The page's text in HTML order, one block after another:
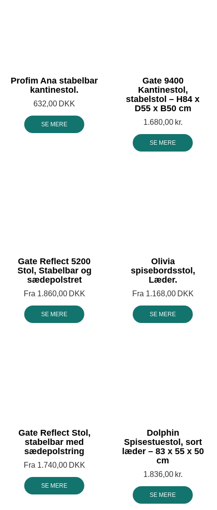
Profim Ana stabelbar
kantinestol.
632,00 DKK
SE MERE
Gate 9400
Kantinestol,
stabelstol – H84 x
D55 x B50 cm
1.680,00 kr.
SE MERE
Gate Reflect 5200
Stol, Stabelbar og
sædepolstret
Fra 1.860,00 DKK
SE MERE
Olivia
spisebordsstol,
Læder.
Fra 1.168,00 DKK
SE MERE
Gate Reflect Stol,
stabelbar med
sædepolstring
Fra 1.740,00 DKK
SE MERE
Dolphin
Spisestuestol, sort
læder – 83 x 55 x 50
cm
1.836,00 kr.
SE MERE